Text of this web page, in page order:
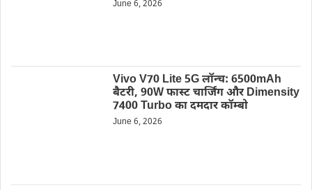
June 6, 2026
Vivo V70 Lite 5G लॉन्च: 6500mAh
बैटरी, 90W फास्ट चार्जिंग और Dimensity
7400 Turbo का दमदार कॉम्बो
June 6, 2026